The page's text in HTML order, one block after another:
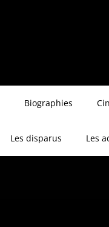
Biographies
Les disparus Les